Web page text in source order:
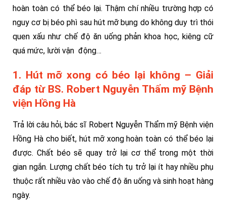
hoàn toàn có thể béo lại. Thậm chí nhiều trường hợp có
nguy cơ bị béo phì sau hút mỡ bụng do không duy trì thói
quen xấu như chế độ ăn uống phản khoa học, kiêng cữ
quá mức, lười vận động…
1. Hút mỡ xong có béo lại không – Giải
đáp từ BS. Robert Nguyễn Thẩm mỹ Bệnh
viện Hồng Hà
Trả lời câu hỏi, bác sĩ Robert Nguyễn Thẩm mỹ Bệnh viện
Hồng Hà cho biết, hút mỡ xong hoàn toàn có thể béo lại
được. Chất béo sẽ quay trở lại cơ thể trong một thời
gian ngắn. Lượng chất béo tích tụ trở lại ít hay nhiều phụ
thuộc rất nhiều vào vào chế độ ăn uống và sinh hoạt hàng
ngày.